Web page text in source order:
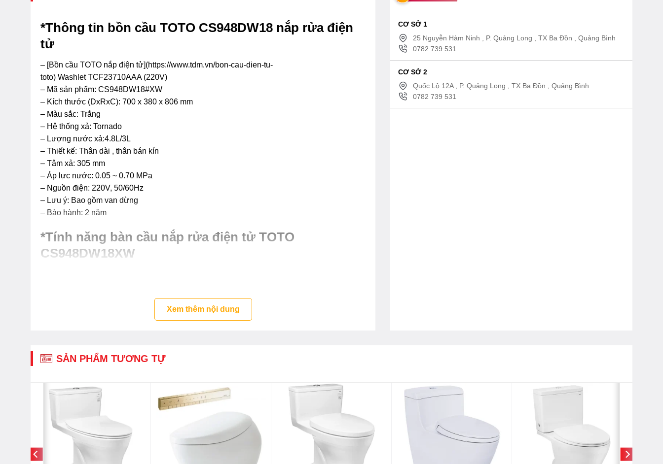
*Thông tin bồn cầu TOTO CS948DW18 nắp rửa điện
tử
– [Bồn cầu TOTO nắp điện tử](https://www.tdm.vn/bon-cau-dien-tu-
toto) Washlet TCF23710AAA (220V)
– Mã sản phẩm: CS948DW18#XW
– Kích thước (DxRxC): 700 x 380 x 806 mm
– Màu sắc: Trắng
– Hệ thống xả: Tornado
– Lượng nước xả:4.8L/3L
– Thiết kế: Thân dài , thân bán kín
– Tâm xả: 305 mm
– Áp lực nước: 0.05 ~ 0.70 MPa
– Nguồn điện: 220V, 50/60Hz
– Lưu ý: Bao gồm van dừng
– Bảo hành: 2 năm
*Tính năng bàn cầu nắp rửa điện tử TOTO
CS948DW18XW
– Vòi rửa massage đa chức năng, rửa sạch, êm ái
– Điều chỉnh 5 mức áp lực nước.
– Có chế độ rửa đại tiện và tiểu tiện nữ
– Điều chỉnh nhiệt độ nước rửa
– **Không có chức năng: Khử mùi, sấy khô và Ewater cho vòi phun**
*Bồn cầu Washlet TOTO CS948DW18#XW
– Thân cầu: C948 – Xuất xứ: Việt Nam
Xem thêm nội dung
CƠ SỞ 1
25 Nguyễn Hàm Ninh , P. Quảng Long , TX Ba Đồn , Quảng Bình
0782 739 531
CƠ SỞ 2
Quốc Lộ 12A , P. Quảng Long , TX Ba Đồn , Quảng Bình
0782 739 531
SẢN PHẨM TƯƠNG TỰ